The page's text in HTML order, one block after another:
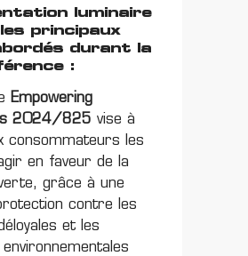
luminaire
principaux
durant la
:
Empowering
2024/825 vise à
consommateurs les
en faveur de la
grâce à une
contre les
et les